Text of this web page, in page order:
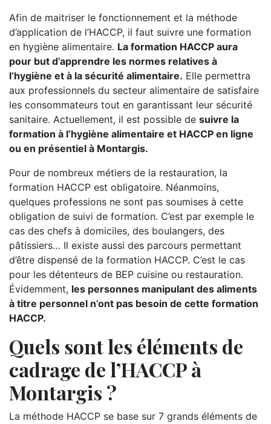
Afin de maitriser le fonctionnement et la méthode
d’application de l’HACCP, il faut suivre une formation
en hygiène alimentaire. La formation HACCP aura
pour but d’apprendre les normes relatives à
l’hygiène et à la sécurité alimentaire. Elle permettra
aux professionnels du secteur alimentaire de satisfaire
les consommateurs tout en garantissant leur sécurité
sanitaire. Actuellement, il est possible de suivre la
formation à l’hygiène alimentaire et HACCP en ligne
ou en présentiel à Montargis.
Pour de nombreux métiers de la restauration, la
formation HACCP est obligatoire. Néanmoins,
quelques professions ne sont pas soumises à cette
obligation de suivi de formation. C’est par exemple le
cas des chefs à domiciles, des boulangers, des
pâtissiers… Il existe aussi des parcours permettant
d’être dispensé de la formation HACCP. C’est le cas
pour les détenteurs de BEP cuisine ou restauration.
Évidemment, les personnes manipulant des aliments
à titre personnel n’ont pas besoin de cette formation
HACCP.
Quels sont les éléments de
cadrage de l’HACCP à
Montargis ?
La méthode HACCP se base sur 7 grands éléments de